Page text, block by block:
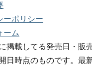
ーポリシー
ーム
掲載してる発売日・販
日時点のものです。最